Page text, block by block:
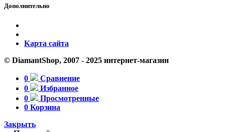
Дополнительно
Карта сайта
© DiamantShop, 2007 - 2025 интернет-магазин
0
Сравнение
0
Избранное
0
Просмотренные
0 Корзина
Закрыть